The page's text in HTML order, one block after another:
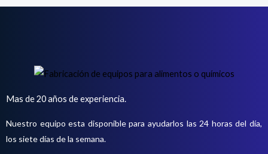
Mas de 20 años de experiencia.
Nuestro equipo esta disponible para ayudarlos las 24 horas del día,
los siete días de la semana.